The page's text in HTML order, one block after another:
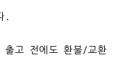
.
출고 전에도 환불/교환